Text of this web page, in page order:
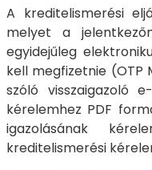
A kreditelismerési
melyet a
egyidejűleg
kell megfizetnie (OTP
szóló visszaigazoló
kérelemhez PDF
igazolásának
kreditelismerési